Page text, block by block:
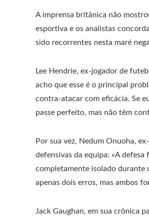
A imprensa britânica não
esportiva e os analistas
sido recorrentes nesta maré
Lee Hendrie, ex-jogador de
acho que esse é o principal
contra-atacar com eficácia. Se
passe perfeito, mas não têm
Por sua vez, Nedum Onuoha,
defensivas da equipa: «A
completamente isolado durante
apenas dois erros, mas ambos
Jack Gaughan, em sua crônica